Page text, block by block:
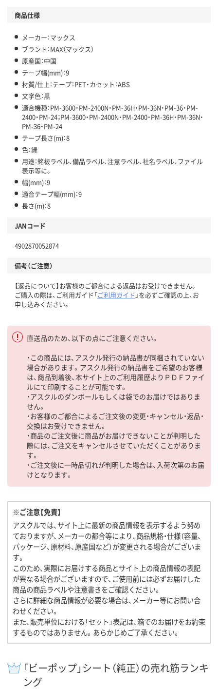
商品仕様
メーカー：マックス
ブランド：MAX（マックス）
原産国：中国
テープ幅(mm)：9
材質/仕上：テープ：PET・カセット：ABS
文字色：黒
適合機種：PM-3600・PM-2400N・PM-36H・PM-36N・PM-36・PM-
2400・PM-24；PM-3600・PM-2400N・PM-2400・PM-36H・PM-36N・
PM-36・PM-24
テープ長さ(m)：8
色：緑
用途：銘板ラベル、備品ラベル、注意ラベル、社名ラベル、ファイル
表示等に。
幅(mm)：9
適合テープ幅(mm)：9
長さ(m)：8
JANコード
4902870052874
備考（ご注意）
【返品について】お客様のご都合による返品はお受けできません。
ご購入の際は、ご利用ガイド「ご利用ガイド 」を必ずご確認の上、お
申し込みください。
直送品のため、以下の点にご注意ください。
・この商品には、アスクル発行の納品書が同梱されていない
場合があります。アスクル発行の納品書をご希望のお客様
は、商品到着後、本サイト上のご利用履歴よりＰＤＦファイ
ルにて印刷することが可能です。
・アスクルのダンボールもしくは袋でのお届けではありま
せん。
・お客様のご都合によるご注文後の変更・キャンセル・返品・
交換はお受けできません。
・商品のご注文後に商品がお届けできないことが判明した
際には、ご注文をキャンセルさせていただくことがありま
す。
・ご注文後に一時品切れが判明した場合は、入荷次第のお届
けとなります。
※ご注意【免責】
アスクルでは、サイト上に最新の商品情報を表示するよう努め
ておりますが、メーカーの都合等により、商品規格・仕様（容量、
パッケージ、原材料、原産国など）が変更される場合がございま
す。
このため、実際にお届けする商品とサイト上の商品情報の表記
が異なる場合がございますので、ご使用前には必ずお届けした
商品の商品ラベルや注意書きをご確認ください。
さらに詳細な商品情報が必要な場合は、メーカー等にお問い合
わせください。
また、販売単位における「セット」表記は、箱でのお届けをお約束
するものではありません。あらかじめご了承ください。
「ビーポップ」シート（純正）の売れ筋ランキ
ング